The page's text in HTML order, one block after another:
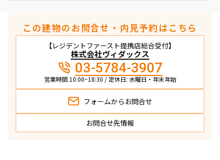
この建物のお問合せ・内見予約はこちら
【レジデントファースト提携店総合受付】
株式会社ヴィダックス
03-5784-3907
営業時間 10:00~18:30 / 定休日: 水曜日・年末年始
フォームから お問合せ
お問合せ先情報